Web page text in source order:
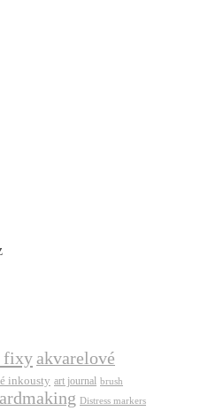
fixyakvarelové
inkousty art journal brush
Distress markers